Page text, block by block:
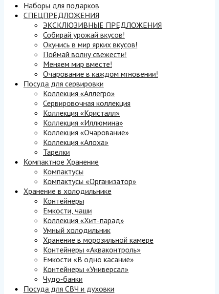
Наборы для подарков
СПЕЦПРЕДЛОЖЕНИЯ
ЭКСКЛЮЗИВНЫЕ ПРЕДЛОЖЕНИЯ
Собирай урожай вкусов!
Окунись в мир ярких вкусов!
Поймай волну свежести!
Меняем мир вместе!
Очарование в каждом мгновении!
Посуда для сервировки
Коллекция «Аллегро»
Сервировочная коллекция
Коллекция «Кристалл»
Коллекция «Иллюмина»
Коллекция «Очарование»
Коллекция «Алоха»
Тарелки
Компактное Хранение
Компактусы
Компактусы «Организатор»
Хранение в холодильнике
Контейнеры
Емкости, чаши
Коллекция «Хит-парад»
Умный холодильник
Хранение в морозильной камере
Контейнеры «Акваконтроль»
Емкости «В одно касание»
Контейнеры «Универсал»
Чудо-банки
Посуда для СВЧ и духовки